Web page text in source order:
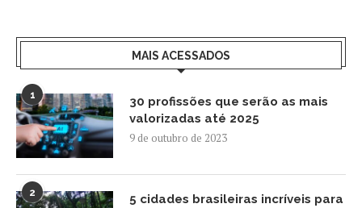
MAIS ACESSADOS
1
30 profissões que serão as mais
valorizadas até 2025
9 de outubro de 2023
2
5 cidades brasileiras incríveis para